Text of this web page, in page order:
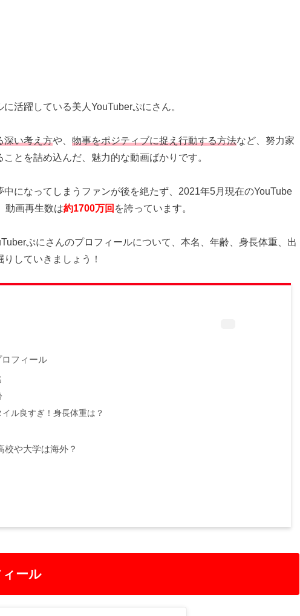
活躍している美人YouTuberぷにさん。
深い考え方や、 物事をポジティブに捉え行動する方法など、努力家
とを詰め込んだ、魅力的な動画ばかりです。
になってしまうファンが後を絶たず、2021年5月現在のYouTube
、動画再生数は約1700万回 を誇っています。
ぷにさんのプロフィールについて、本名、年齢、身長体重、出
していきましょう！
フィール
ル良すぎ！身長体重は？
校や大学は海外？
ール